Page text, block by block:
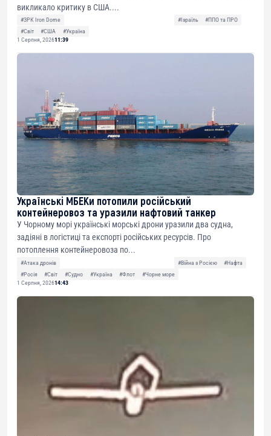
викликало критику в США....
#ЗРК Iron Dome #Ізраїль
#ППО та ПРО
#Світ
#США
#Україна
1 Серпня, 202611:39
Українські МБЕКи потопили російський
контейнеровоз та уразили нафтовий танкер
У Чорному морі українські морські дрони уразили два судна,
задіяні в логістиці та експорті російських ресурсів. Про
потоплення контейнеровоза по...
#Атака дронів #Війна з Росією
#Нафта
#Росія
#Світ #Судно #Україна #Флот
#Чорне море
1 Серпня, 202614:43